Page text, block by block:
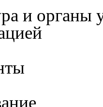
и органы